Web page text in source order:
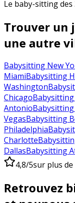
Le baby-sitting des
Trouver un
une autre
Babysitting New
MiamiBabysitting
Washington
Chicago
Antonio
VegasBabysitting
Philadelphia
Charlotte
DallasBabysitting
4,8/5sur plus de
Retrouvez